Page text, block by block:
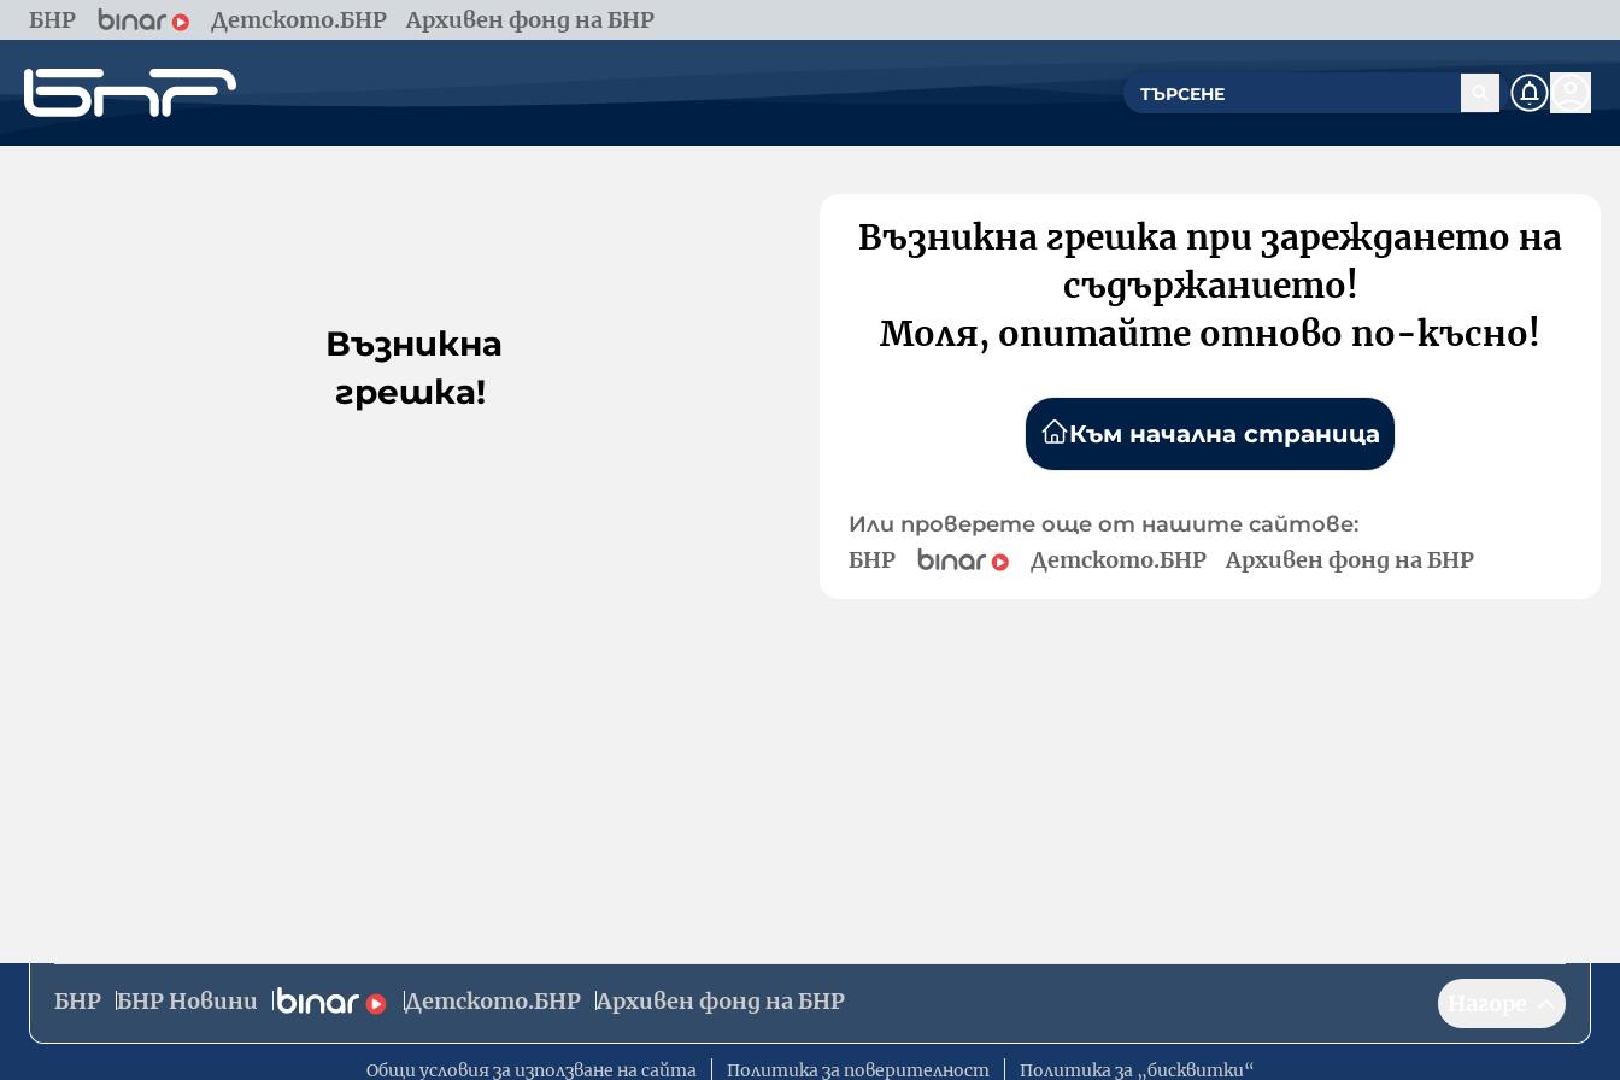
БНР Детското.БНР Архивен фонд на БНР
Възникна
грешка!
Възникна грешка при зареждането на
съдържанието!
Моля, опитайте отново по-късно!
Към начална страница
Или проверете още от нашите сайтове:
БНР Детското.БНР Архивен фонд на БНР
БНР БНР Новини Детското.БНР Архивен фонд на БНР
Общи условия за използване на сайта Политика за поверителност Политика за „бисквитки“